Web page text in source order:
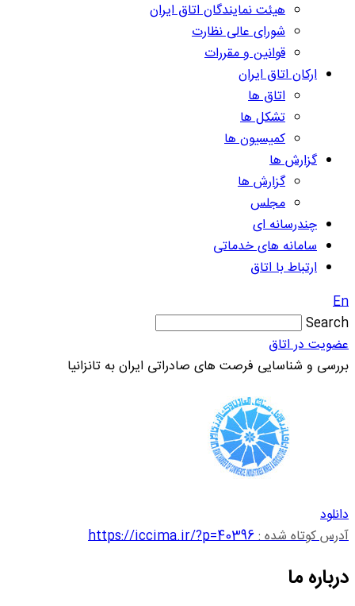
هیئت نمایندگان اتاق ایران
شورای عالی نظارت
قوانین و مقررات
ارکان اتاق ایران
اتاق ها
تشکل ها
کمیسیون ها
گزارش ها
گزارش ها
مجلس
چندرسانه ای
سامانه های خدماتی
ارتباط با اتاق
En
Search
عضویت در اتاق
بررسی و شناسایی فرصت های صادراتی ایران به تانزانیا
دانلود
آدرس کوتاه شده :https://iccima.ir/?p=40396
درباره ما